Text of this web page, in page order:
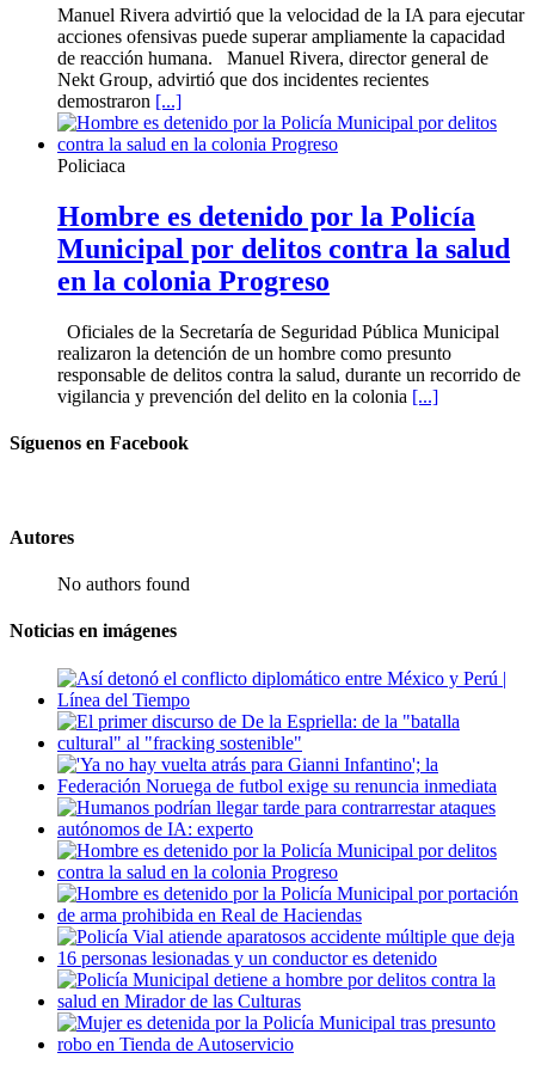
Manuel Rivera advirtió que la velocidad de la IA para ejecutar
acciones ofensivas puede superar ampliamente la capacidad
de reacción humana. Manuel Rivera, director general de
Nekt Group, advirtió que dos incidentes recientes
demostraron [...]
Policiaca
Hombre es detenido por la Policía
Municipal por delitos contra la salud
en la colonia Progreso
Oficiales de la Secretaría de Seguridad Pública Municipal
realizaron la detención de un hombre como presunto
responsable de delitos contra la salud, durante un recorrido de
vigilancia y prevención del delito en la colonia [...]
Síguenos en Facebook
Autores
No authors found
Noticias en imágenes